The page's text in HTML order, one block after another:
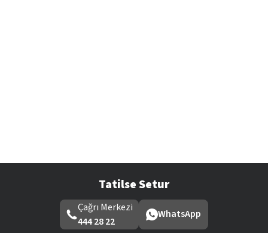
Tatilse Setur
Çağrı Merkezi
444 28 22
WhatsApp